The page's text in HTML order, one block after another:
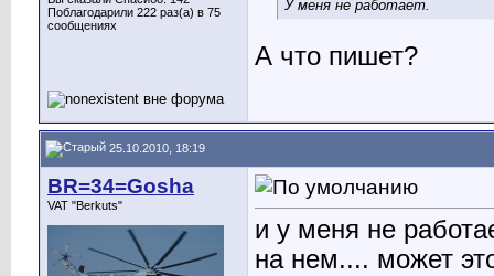
Поблагодарили 222 раз(а) в 75
сообщениях
У меня не работает.
А что пишет?
25.10.2010, 18:19
BR=34=Gosha
VAT "Berkuts"
и у меня не
на нем.... может